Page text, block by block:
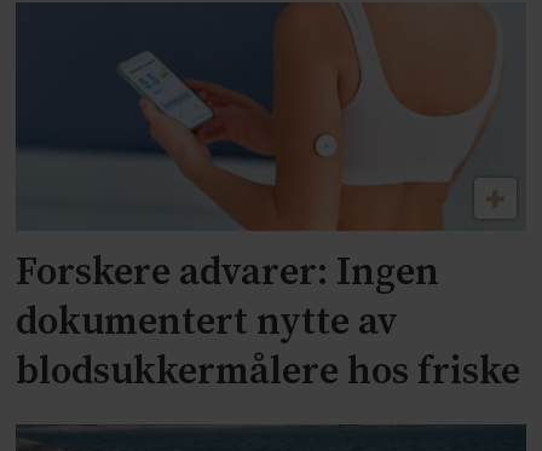
Forskere advarer: Ingen
dokumentert nytte av
blodsukkermålere hos friske